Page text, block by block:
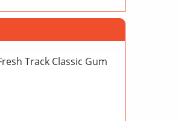
Track Classic Gum